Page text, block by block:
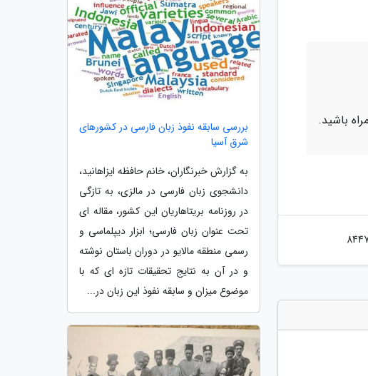
بررسی سابقه نفوذ زبان فارسی در کشورهای
شرق آسیا
به گزارش خبرنگاران، خانم حافظه ایزاهانید،
دانشجوی زبان فارسی در مالزی، به تازگی
در روزنامه بریتاهاریان این کشور، مقاله ای
تحت عنوان زبان فارسی؛ ابزار دیپلماسی و
رسمی منطقه مالایو در دوران باستان نوشته
و در آن به نتایج تحقیقات تازه ای که با
موضوع میزان و سابقه نفوذ این زبان در...